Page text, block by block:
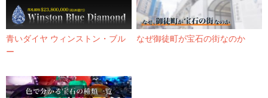
青いダイヤ ウィンストン・ブル
ー
なぜ御徒町が宝石の街なのか